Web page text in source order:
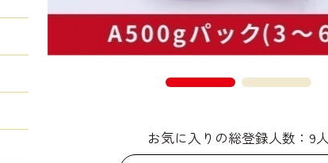
お気に入りの総登録人数：9人